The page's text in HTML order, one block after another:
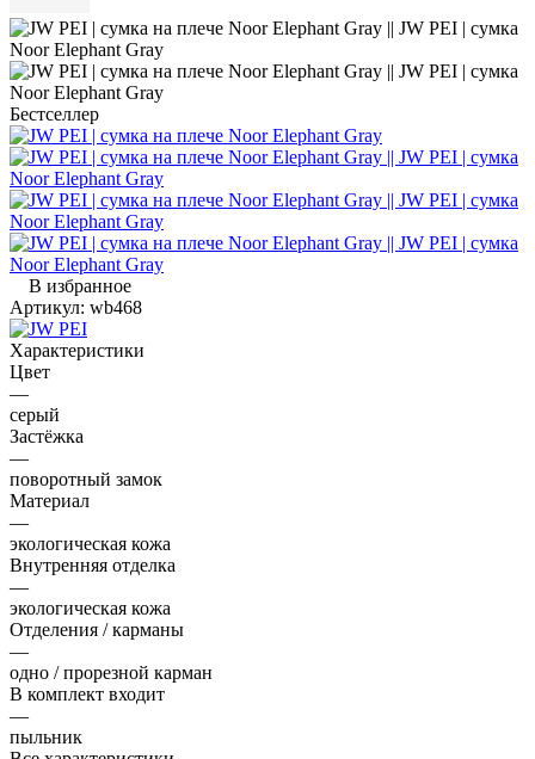
Бестселлер
В избранное
Артикул: wb468
Характеристики
Цвет
—
серый
Застёжка
—
поворотный замок
Материал
—
экологическая кожа
Внутренняя отделка
—
экологическая кожа
Отделения / карманы
—
одно / прорезной карман
В комплект входит
—
пыльник